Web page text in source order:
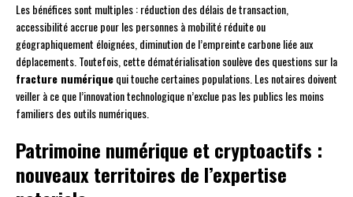
Les bénéfices sont multiples : réduction des délais de transaction,
accessibilité accrue pour les personnes à mobilité réduite ou
géographiquement éloignées, diminution de l’empreinte carbone liée aux
déplacements. Toutefois, cette dématérialisation soulève des questions sur la
fracture numériquequi touche certaines populations. Les notaires doivent
veiller à ce que l’innovation technologique n’exclue pas les publics les moins
familiers des outils numériques.
Patrimoine numérique et cryptoactifs :
nouveaux territoires de l’expertise